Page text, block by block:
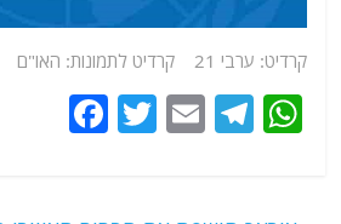
קרדיט: ערבי 21 קרדיט לתמונות: האו"ם
W
T
E
T